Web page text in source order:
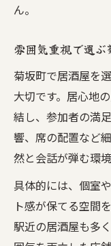
ん。
雰囲気重視で選
菊坂町で居酒屋を
大切です。居心地
結し、参加者の満
響、席の配置など
然と会話が弾む環
具体的には、個室
ト感が保てる空間
駅近の居酒屋も多